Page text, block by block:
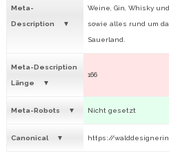
Meta-
Description
Weine, Gin, Whisky
sowie alles rund um
Sauerland.
Meta-Description
Länge
166
Meta-Robots Nicht gesetzt
Canonical https://